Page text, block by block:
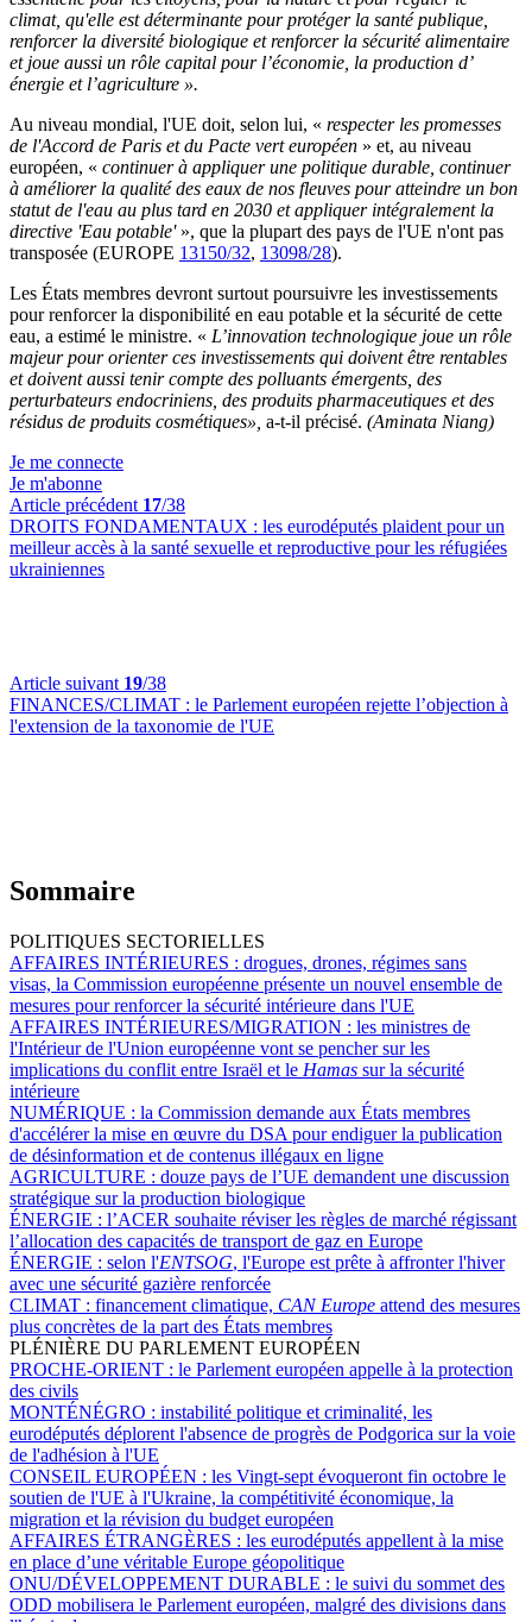
climat, qu'elle est déterminante pour protéger la santé publique,
renforcer la diversité biologique et renforcer la sécurité alimentaire
et joue aussi un rôle capital pour l’économie, la production d’
énergie et l’agriculture ».
Au niveau mondial, l'UE doit, selon lui, « respecter les promesses
de l'Accord de Paris et du Pacte vert européen » et, au niveau
européen, « continuer à appliquer une politique durable, continuer
à améliorer la qualité des eaux de nos fleuves pour atteindre un bon
statut de l'eau au plus tard en 2030 et appliquer intégralement la
directive 'Eau potable' », que la plupart des pays de l'UE n'ont pas
transposée (EUROPE 13150/32, 13098/28).
Les États membres devront surtout poursuivre les investissements
pour renforcer la disponibilité en eau potable et la sécurité de cette
eau, a estimé le ministre. « L’innovation technologique joue un rôle
majeur pour orienter ces investissements qui doivent être rentables
et doivent aussi tenir compte des polluants émergents, des
perturbateurs endocriniens, des produits pharmaceutiques et des
résidus de produits cosmétiques», a-t-il précisé. (Aminata Niang)
Je me connecte
Je m'abonne
Article précédent 17/38
DROITS FONDAMENTAUX : les eurodéputés plaident pour un
meilleur accès à la santé sexuelle et reproductive pour les réfugiées
ukrainiennes
Article suivant 19/38
FINANCES/CLIMAT : le Parlement européen rejette l’objection à
l'extension de la taxonomie de l'UE
Sommaire
POLITIQUES SECTORIELLES
AFFAIRES INTÉRIEURES : drogues, drones, régimes sans
visas, la Commission européenne présente un nouvel ensemble de
mesures pour renforcer la sécurité intérieure dans l'UE
AFFAIRES INTÉRIEURES/MIGRATION : les ministres de
l'Intérieur de l'Union européenne vont se pencher sur les
implications du conflit entre Israël et le Hamas sur la sécurité
intérieure
NUMÉRIQUE : la Commission demande aux États membres
d'accélérer la mise en œuvre du DSA pour endiguer la publication
de désinformation et de contenus illégaux en ligne
AGRICULTURE : douze pays de l’UE demandent une discussion
stratégique sur la production biologique
ÉNERGIE : l’ACER souhaite réviser les règles de marché régissant
l’allocation des capacités de transport de gaz en Europe
ÉNERGIE : selon l'ENTSOG, l'Europe est prête à affronter l'hiver
avec une sécurité gazière renforcée
CLIMAT : financement climatique, CAN Europe attend des mesures
plus concrètes de la part des États membres
PLÉNIÈRE DU PARLEMENT EUROPÉEN
PROCHE-ORIENT : le Parlement européen appelle à la protection
des civils
MONTÉNÉGRO : instabilité politique et criminalité, les
eurodéputés déplorent l'absence de progrès de Podgorica sur la voie
de l'adhésion à l'UE
CONSEIL EUROPÉEN : les Vingt-sept évoqueront fin octobre le
soutien de l'UE à l'Ukraine, la compétitivité économique, la
migration et la révision du budget européen
AFFAIRES ÉTRANGÈRES : les eurodéputés appellent à la mise
en place d’une véritable Europe géopolitique
ONU/DÉVELOPPEMENT DURABLE : le suivi du sommet des
ODD mobilisera le Parlement européen, malgré des divisions dans